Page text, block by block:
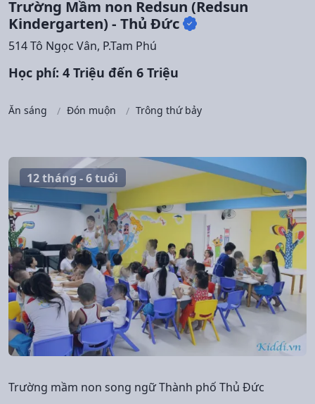
Trường Mầm non Redsun (Redsun
Kindergarten) - Thủ Đức
514 Tô Ngọc Vân, P.Tam Phú
Học phí: 4 Triệu đến 6 Triệu
Ăn sáng Đón muộn Trông thứ bảy
12 tháng - 6 tuổi
Trường mầm non song ngữ Thành phố Thủ Đức